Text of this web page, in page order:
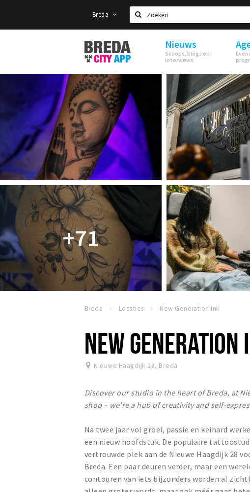
Breda
Zoeken
Stappen
&
Shoppen
Breda
Nieuws
Scoops, blogs en
interviews
+71
Breda Locaties New Generation Ink
NEW GENERATION
Nieuwe Haagdijk 28, Breda
Discover our studio in the heart of Breda, at
shop – we're a hub of creativity and self-
Na twee jaar vol groei, passie en keihard
een nieuw hoofdstuk. De populaire
vertrouwde plek aan de Nieuwe Haagdijk 28
Breda. Een paar deuren verder, maar een
contouren van iets bijzonders worden al